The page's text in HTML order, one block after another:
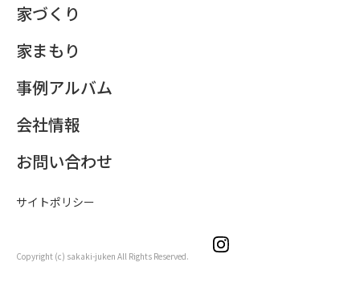
家づくり
家まもり
事例アルバム
会社情報
お問い合わせ
サイトポリシー
Copyright (c) sakaki-juken All Rights Reserved.